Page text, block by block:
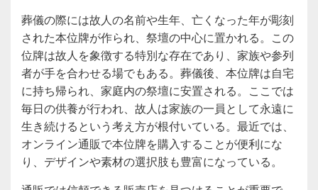
葬儀の際には故人の名前や生年、亡くなった年が彫刻
された本位牌が作られ、祭壇の中心に置かれる。この
位牌は故人を象徴する特別な存在であり、家族や参列
者が手を合わせる場でもある。葬儀後、本位牌は自宅
に持ち帰られ、家庭内の祭壇に安置される。ここでは
毎日の供養が行われ、故人は家族の一員として永遠に
生き続けるという考え方が根付いている。最近では、
オンライン通販で本位牌を購入することが便利にな
り、デザインや素材の選択肢も豊富になっている。